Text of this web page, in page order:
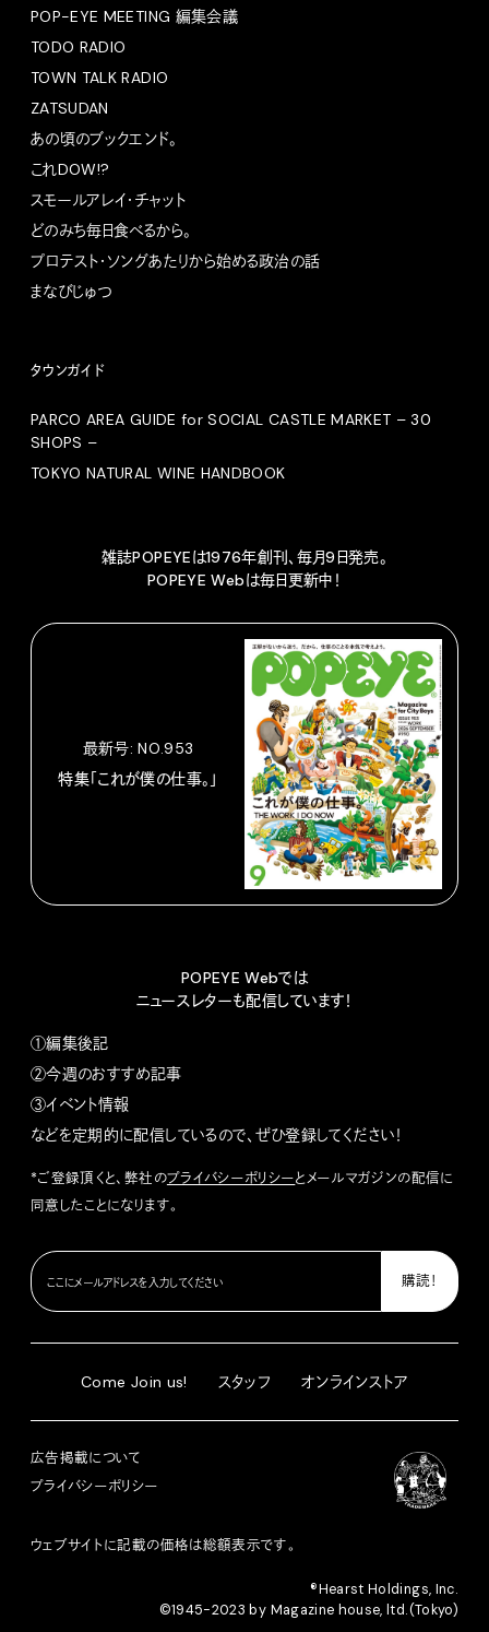
POP-EYE MEETING 編集会議
TODO RADIO
TOWN TALK RADIO
ZATSUDAN
あの頃のブックエンド。
これDOW!?
スモールアレイ・チャット
どのみち毎日食べるから。
プロテスト・ソングあたりから始める政治の話
まなびじゅつ
タウンガイド
PARCO AREA GUIDE for SOCIAL CASTLE MARKET – 30
SHOPS –
TOKYO NATURAL WINE HANDBOOK
雑誌POPEYEは1976年創刊、毎月9日発売。
POPEYE Webは毎日更新中！
最新号: NO.953
特集「これが僕の仕事。」
POPEYE Webでは
ニュースレターも配信しています！
①編集後記
②今週のおすすめ記事
③イベント情報
などを定期的に配信しているので、ぜひ登録してください！
*ご登録頂くと、弊社のプライバシーポリシーとメールマガジンの配信に
同意したことになります。
Come Join us! スタッフ オンラインストア
広告掲載について
プライバシーポリシー
ウェブサイトに記載の価格は総額表示です。
®︎Hearst Holdings, Inc.
©1945-2023 by Magazine house, ltd.(Tokyo)